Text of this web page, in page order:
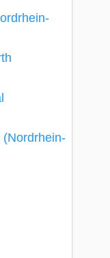
(Nordrhein-